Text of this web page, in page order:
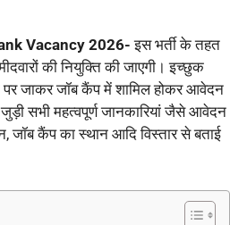
Vacancy 2026- इस भर्ती के तहत
की नियुक्ति की जाएगी। इच्छुक
पर जाकर जॉब कैंप में शामिल होकर आवेदन
सभी महत्वपूर्ण जानकारियां जैसे आवेदन
जॉब कैंप का स्थान आदि विस्तार से बताई